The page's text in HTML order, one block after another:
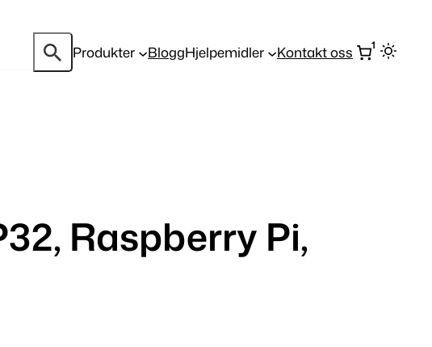
Produkter BloggHjelpemidler Kontakt oss 1
Raspberry Pi,